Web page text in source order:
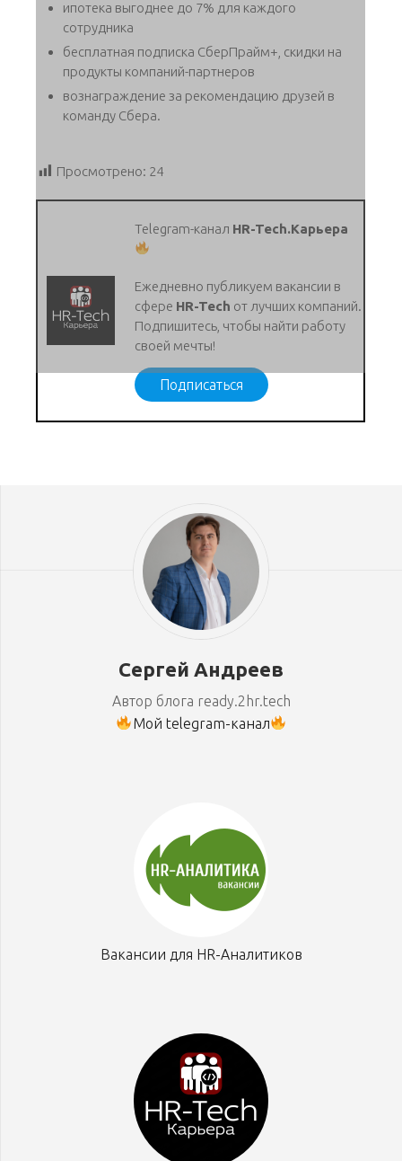
ипотека выгоднее до 7% для каждого
сотрудника
бесплатная подписка СберПрайм+, скидки на
продукты компаний-партнеров
вознаграждение за рекомендацию друзей в
команду Сбера.
Просмотрено: 24
Telegram-канал HR-Tech.Карьера
Ежедневно публикуем вакансии в
сфере HR-Tech от лучших компаний.
Подпишитесь, чтобы найти работу
своей мечты!
Подписаться
Сергей Андреев
Автор блога ready.2hr.tech
Мой telegram-канал
Вакансии для HR-Аналитиков